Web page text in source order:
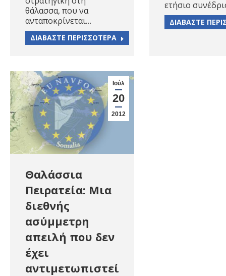
θάλασσα, που να
ανταποκρίνεται…
ΔΙΑΒΑΣΤΕ ΠΕΡΙΣΣΟΤΕΡΑ
ετήσιο
ΔΙΑΒΑΣΤΕ
Ιούλ
20
2012
Θαλάσσια
Πειρατεία: Μια
διεθνής
ασύμμετρη
απειλή που δεν
έχει
αντιμετωπιστεί